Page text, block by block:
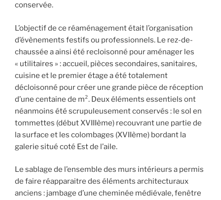
conservée.
L’objectif de ce réaménagement était l’organisation
d’évènements festifs ou professionnels. Le rez-de-
chaussée a ainsi été recloisonné pour aménager les
« utilitaires » : accueil, pièces secondaires, sanitaires,
cuisine et le premier étage a été totalement
décloisonné pour créer une grande pièce de réception
d’une centaine de m². Deux éléments essentiels ont
néanmoins été scrupuleusement conservés : le sol en
tommettes (début XVIIIème) recouvrant une partie de
la surface et les colombages (XVIIème) bordant la
galerie situé coté Est de l’aile.
Le sablage de l’ensemble des murs intérieurs a permis
de faire réapparaitre des éléments architecturaux
anciens : jambage d’une cheminée médiévale, fenêtre